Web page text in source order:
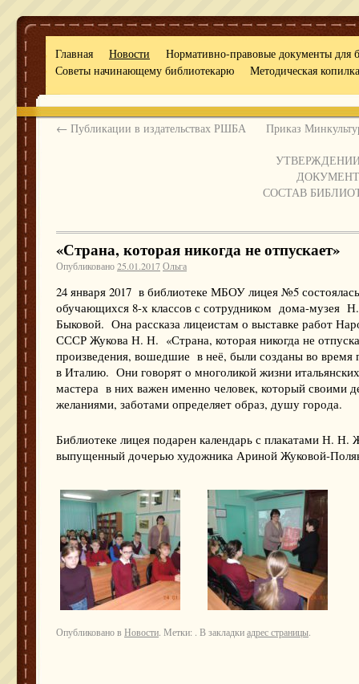
OlgaBook
Главная Новости
Нормативно-правовые документы для
Советы начинающему библиотекарю
Методическая копилка
← Публикации в издательствах РШБА Приказ
СОСТАВ
«Страна, которая никогда не отпускает»
Опубликовано25.01.2017Ольга
24 января 2017 в библиотеке МБОУ лицея №5
обучающихся 8-х классов с сотрудником дома-музея
Быковой. Она рассказа лицеистам о выставке работ
СССР Жукова Н. Н. «Страна, которая никогда не
произведения, вошедшие в неё, были созданы во время
в Италию. Они говорят о многоликой жизни
мастера в них важен именно человек, который своими
желаниями, заботами определяет образ, душу города.
Библиотеке лицея подарен календарь с плакатами Н. Н.
выпущенный дочерью художника Ариной Жуковой-
Опубликовано в Новости. Метки: . В закладкиадрес страницы.